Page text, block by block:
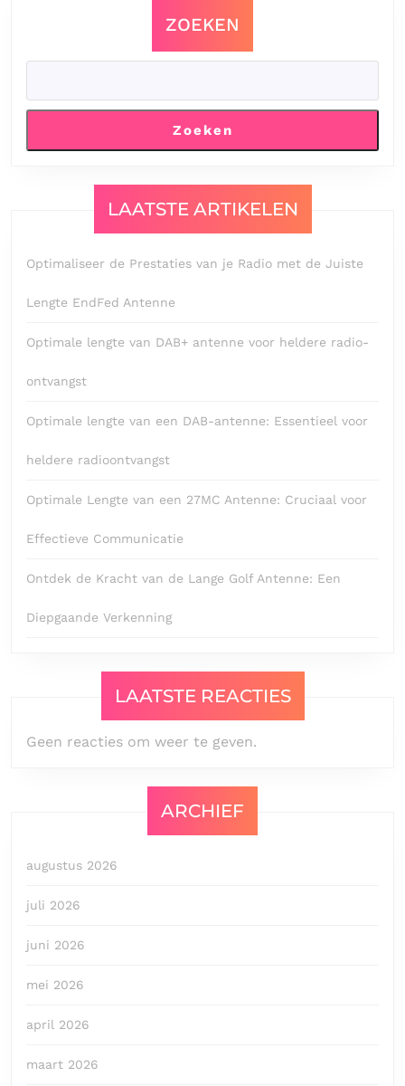
ZOEKEN
Zoeken
LAATSTE ARTIKELEN
Optimaliseer de Prestaties van je Radio met de Juiste
Lengte EndFed Antenne
Optimale lengte van DAB+ antenne voor heldere radio-
ontvangst
Optimale lengte van een DAB-antenne: Essentieel voor
heldere radioontvangst
Optimale Lengte van een 27MC Antenne: Cruciaal voor
Effectieve Communicatie
Ontdek de Kracht van de Lange Golf Antenne: Een
Diepgaande Verkenning
LAATSTE REACTIES
Geen reacties om weer te geven.
ARCHIEF
augustus 2026
juli 2026
juni 2026
mei 2026
april 2026
maart 2026